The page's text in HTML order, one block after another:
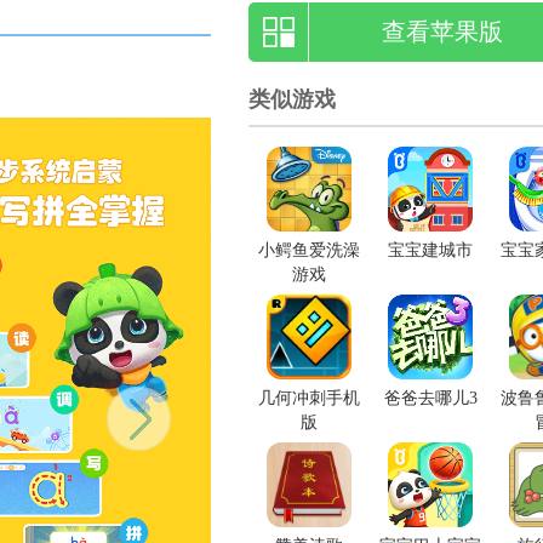
查看苹果版
类似游戏
小鳄鱼爱洗澡
游戏
宝宝建城市 宝宝
几何冲刺手机
版
爸爸去哪儿3
波鲁